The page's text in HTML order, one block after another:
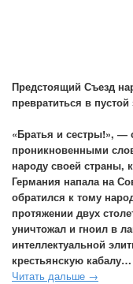
Предстоящий Съезд
превратиться в пустой
«Братья и сестры!», —
проникновенными
народу своей страны,
Германия напала на
обратился к тому
протяжении двух
уничтожал и гноил в
интеллектуальной
крестьянскую кабалу…
Читать дальше →